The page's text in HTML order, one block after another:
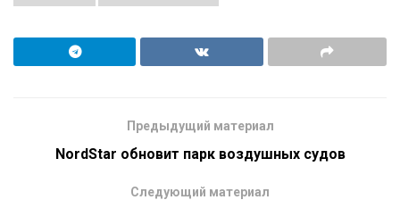
Предыдущий материал
NordStar обновит парк воздушных судов
Следующий материал